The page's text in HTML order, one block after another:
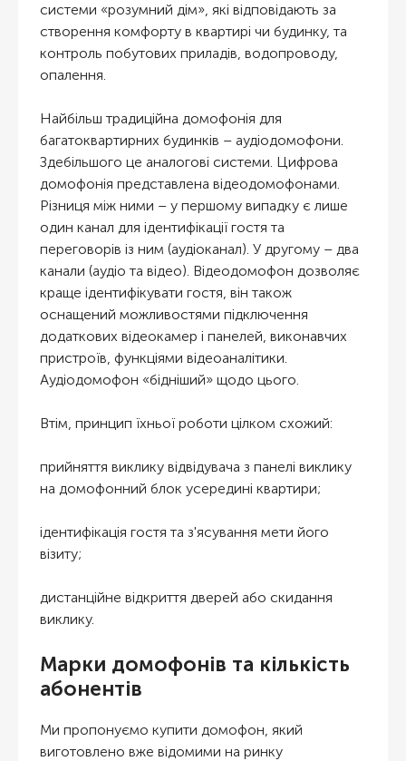
системи «розумний дім», які відповідають за
створення комфорту в квартирі чи будинку, та
контроль побутових приладів, водопроводу,
опалення.
Найбільш традиційна домофонія для
багатоквартирних будинків – аудіодомофони.
Здебільшого це аналогові системи. Цифрова
домофонія представлена відеодомофонами.
Різниця між ними – у першому випадку є лише
один канал для ідентифікації гостя та
переговорів із ним (аудіоканал). У другому – два
канали (аудіо та відео). Відеодомофон дозволяє
краще ідентифікувати гостя, він також
оснащений можливостями підключення
додаткових відеокамер і панелей, виконавчих
пристроїв, функціями відеоаналітики.
Аудіодомофон «бідніший» щодо цього.
Втім, принцип їхньої роботи цілком схожий:
прийняття виклику відвідувача з панелі виклику
на домофонний блок усередині квартири;
ідентифікація гостя та з'ясування мети його
візиту;
дистанційне відкриття дверей або скидання
виклику.
Марки домофонів та кількість
абонентів
Ми пропонуємо купити домофон, який
виготовлено вже відомими на ринку